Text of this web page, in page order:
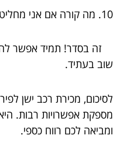
10. מה קורה אם אני מחליט לא למכור את הרכב?
זה בסדר! תמיד אפשר
שוב בעתיד.
לסיכום, מכירת רכב ישן
מספקת אפשרויות רבות.
ומביאה לכם רווח כספי.